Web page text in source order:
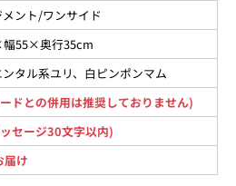
ント/ワンサイド
55×奥行35cm
タル系ユリ、白ピンポンマム
ドとの併用は推奨しておりません)
セージ30文字以内)
届け